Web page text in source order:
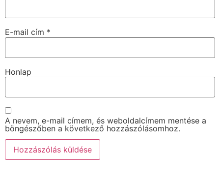
E-mail cím *
Honlap
A nevem, e-mail címem, és weboldalcímem mentése a
böngészőben a következő hozzászólásomhoz.